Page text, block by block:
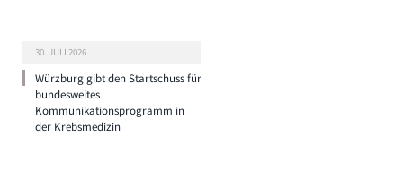
30. JULI 2026
Würzburg gibt den Startschuss für
bundesweites
Kommunikationsprogramm in
der Krebsmedizin